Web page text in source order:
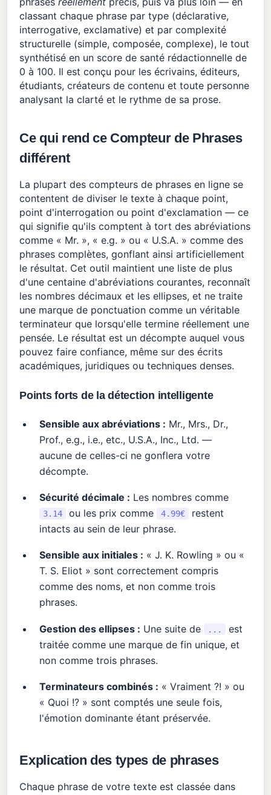
classant chaque phrase par type (déclarative,
interrogative, exclamative) et par complexité
structurelle (simple, composée, complexe), le tout
synthétisé en un score de santé rédactionnelle de
0 à 100. Il est conçu pour les écrivains, éditeurs,
étudiants, créateurs de contenu et toute personne
analysant la clarté et le rythme de sa prose.
Ce qui rend ce Compteur de Phrases
différent
La plupart des compteurs de phrases en ligne se
contentent de diviser le texte à chaque point,
point d'interrogation ou point d'exclamation — ce
qui signifie qu'ils comptent à tort des abréviations
comme « Mr. », « e.g. » ou « U.S.A. » comme des
phrases complètes, gonflant ainsi artificiellement
le résultat. Cet outil maintient une liste de plus
d'une centaine d'abréviations courantes, reconnaît
les nombres décimaux et les ellipses, et ne traite
une marque de ponctuation comme un véritable
terminateur que lorsqu'elle termine réellement une
pensée. Le résultat est un décompte auquel vous
pouvez faire confiance, même sur des écrits
académiques, juridiques ou techniques denses.
Points forts de la détection intelligente
Sensible aux abréviations : Mr., Mrs., Dr.,
Prof., e.g., i.e., etc., U.S.A., Inc., Ltd. —
aucune de celles-ci ne gonflera votre
décompte.
Sécurité décimale : Les nombres comme
3.14 ou les prix comme 4.99€
restent
intacts au sein de leur phrase.
Sensible aux initiales : « J. K. Rowling » ou «
T. S. Eliot » sont correctement compris
comme des noms, et non comme trois
phrases.
Gestion des ellipses : Une suite de ...
est
traitée comme une marque de fin unique, et
non comme trois phrases.
Terminateurs combinés : « Vraiment ?! » ou
« Quoi !? » sont comptés une seule fois,
l'émotion dominante étant préservée.
Explication des types de phrases
Chaque phrase de votre texte est classée dans